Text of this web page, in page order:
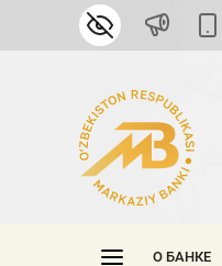
О БАНКЕ